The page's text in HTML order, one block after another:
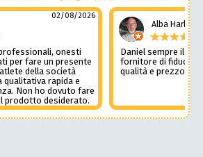
02/08/2026
onesti
per fare un presente
della società
rapida e
Non ho dovuto fare
prodotto desiderato.
è rara e
ancora in
Alba Harley
Daniel sempre il
fornitore di fiducia
qualità e prezzo